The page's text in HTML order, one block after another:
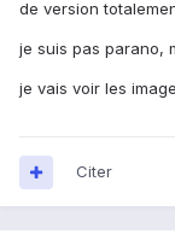
de version
je suis pas parano,
je vais voir les
Citer